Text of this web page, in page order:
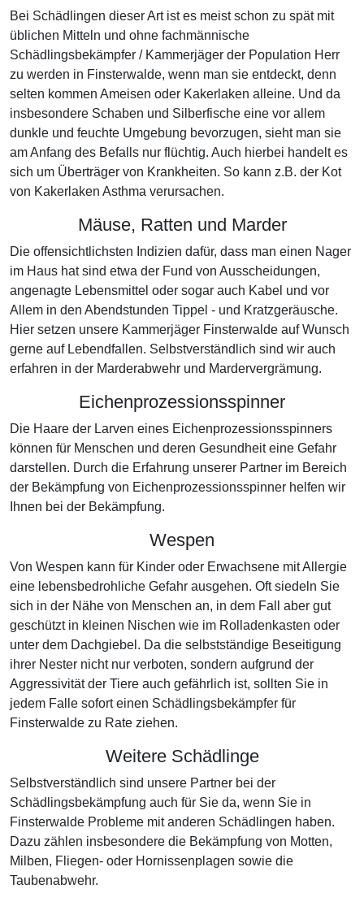
Bei Schädlingen dieser Art ist es meist schon zu spät mit
üblichen Mitteln und ohne fachmännische
Schädlingsbekämpfer / Kammerjäger der Population Herr
zu werden in Finsterwalde, wenn man sie entdeckt, denn
selten kommen Ameisen oder Kakerlaken alleine. Und da
insbesondere Schaben und Silberfische eine vor allem
dunkle und feuchte Umgebung bevorzugen, sieht man sie
am Anfang des Befalls nur flüchtig. Auch hierbei handelt es
sich um Überträger von Krankheiten. So kann z.B. der Kot
von Kakerlaken Asthma verursachen.
Mäuse, Ratten und Marder
Die offensichtlichsten Indizien dafür, dass man einen Nager
im Haus hat sind etwa der Fund von Ausscheidungen,
angenagte Lebensmittel oder sogar auch Kabel und vor
Allem in den Abendstunden Tippel - und Kratzgeräusche.
Hier setzen unsere Kammerjäger Finsterwalde auf Wunsch
gerne auf Lebendfallen. Selbstverständlich sind wir auch
erfahren in der Marderabwehr und Mardervergrämung.
Eichenprozessionsspinner
Die Haare der Larven eines Eichenprozessionsspinners
können für Menschen und deren Gesundheit eine Gefahr
darstellen. Durch die Erfahrung unserer Partner im Bereich
der Bekämpfung von Eichenprozessionsspinner helfen wir
Ihnen bei der Bekämpfung.
Wespen
Von Wespen kann für Kinder oder Erwachsene mit Allergie
eine lebensbedrohliche Gefahr ausgehen. Oft siedeln Sie
sich in der Nähe von Menschen an, in dem Fall aber gut
geschützt in kleinen Nischen wie im Rolladenkasten oder
unter dem Dachgiebel. Da die selbstständige Beseitigung
ihrer Nester nicht nur verboten, sondern aufgrund der
Aggressivität der Tiere auch gefährlich ist, sollten Sie in
jedem Falle sofort einen Schädlingsbekämpfer für
Finsterwalde zu Rate ziehen.
Weitere Schädlinge
Selbstverständlich sind unsere Partner bei der
Schädlingsbekämpfung auch für Sie da, wenn Sie in
Finsterwalde Probleme mit anderen Schädlingen haben.
Dazu zählen insbesondere die Bekämpfung von Motten,
Milben, Fliegen- oder Hornissenplagen sowie die
Taubenabwehr.